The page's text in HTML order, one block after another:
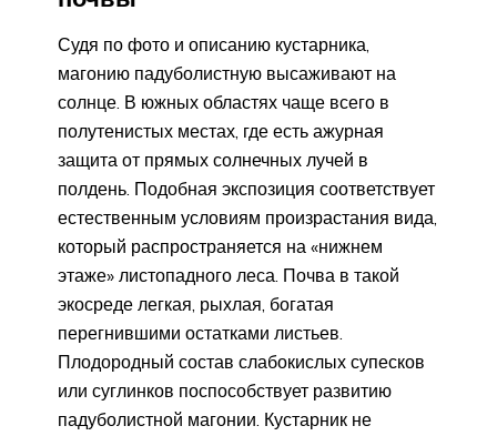
Судя по фото и описанию кустарника,
магонию падуболистную высаживают на
солнце. В южных областях чаще всего в
полутенистых местах, где есть ажурная
защита от прямых солнечных лучей в
полдень. Подобная экспозиция соответствует
естественным условиям произрастания вида,
который распространяется на «нижнем
этаже» листопадного леса. Почва в такой
экосреде легкая, рыхлая, богатая
перегнившими остатками листьев.
Плодородный состав слабокислых супесков
или суглинков поспособствует развитию
падуболистной магонии. Кустарник не